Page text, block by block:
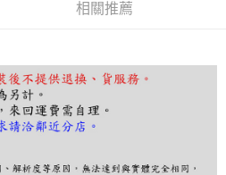
後付」後，將跳轉至「AFTEE先享後付」
額後，即可完成結帳。
費通知簡訊。
點擊此簡訊中的連結，可透過四大超商／
付款，方視為交易完成。
以上)免運費
相關推薦